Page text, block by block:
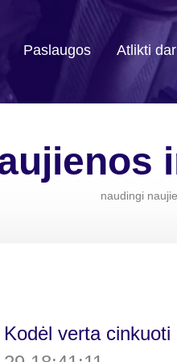
Paslaugos Atlikti
naudingi
Kodėl verta